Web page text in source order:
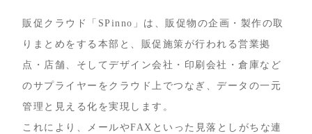
販促クラウド「SPinno」は、販促物の企画・製作の取
りまとめをする本部と、販促施策が行われる営業拠
点・店舗、そしてデザイン会社・印刷会社・倉庫など
のサプライヤーをクラウド上でつなぎ、データの一元
管理と見える化を実現します。
これにより、メールやFAXといった見落としがちな連